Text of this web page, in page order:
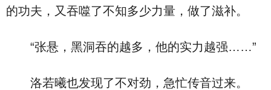
的功夫，又吞噬了不知多少力量，做了滋补。
“张悬，黑洞吞的越多，他的实力越强……”
洛若曦也发现了不对劲，急忙传音过来。